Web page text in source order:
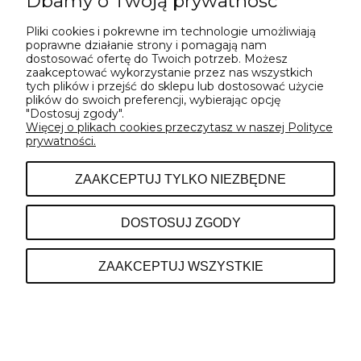
OSOBĄ PEŁNOLETNIĄ...
NIE TAK
Pliki cookies i pokrewne im technologie umożliwiają
poprawne działanie strony i pomagają nam
dostosować ofertę do Twoich potrzeb. Możesz
zaakceptować wykorzystanie przez nas wszystkich
tych plików i przejść do sklepu lub dostosować użycie
plików do swoich preferencji, wybierając opcję
"Dostosuj zgody".
Więcej o plikach cookies przeczytasz w naszej Polityce
prywatności.
ZAAKCEPTUJ TYLKO NIEZBĘDNE
DOSTOSUJ ZGODY
ZAAKCEPTUJ WSZYSTKIE